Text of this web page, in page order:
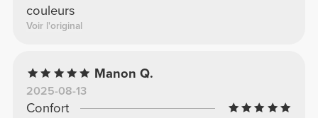
couleurs
Voir l'original
Manon Q.
2025-08-13
Confort